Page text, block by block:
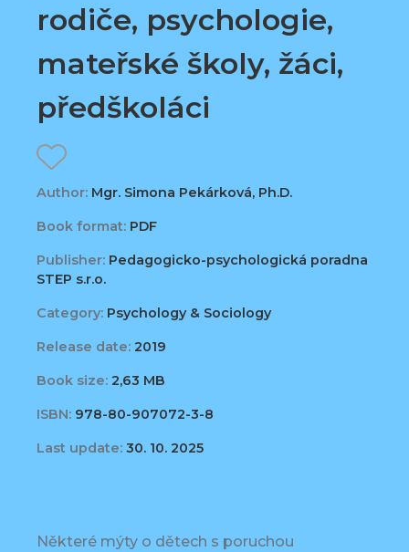
rodiče, psychologie,
mateřské školy, žáci,
předškoláci
Author: Mgr. Simona Pekárková, Ph.D.
Book format: PDF
Publisher: Pedagogicko-psychologická poradna
STEP s.r.o.
Category: Psychology & Sociology
Release date: 2019
Book size: 2,63 MB
ISBN: 978-80-907072-3-8
Last update: 30. 10. 2025
Některé mýty o dětech s poruchou